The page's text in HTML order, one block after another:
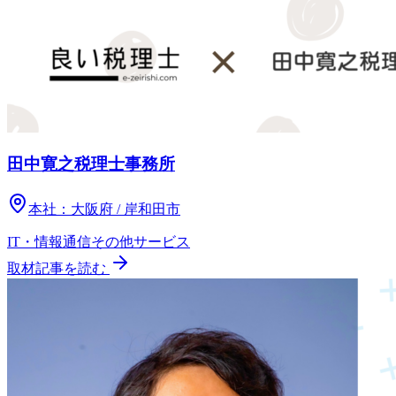
田中寛之税理士事務所
本社： 大阪府 / 岸和田市
IT・情報通信その他サービス
取材記事を読む